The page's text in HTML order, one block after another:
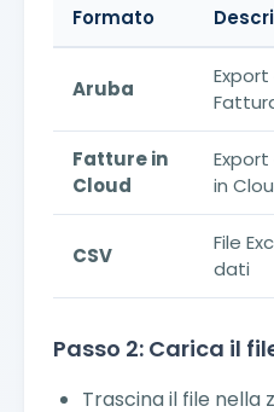
Formato
Aruba
Fatture in
Cloud
in
CSV
File
dati
Passo 2: Carica il
Trascina il file nella